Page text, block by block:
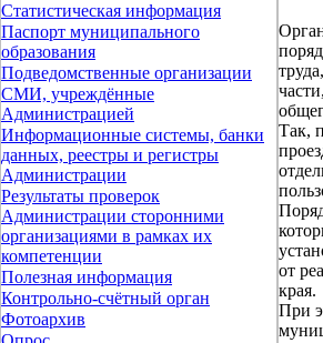
Статистическая информация
Паспорт муниципального
образования
Подведомственные организации
СМИ, учреждённые
Администрацией
Информационные системы, банки
данных, реестры и регистры
Администрации
Результаты проверок
Администрации сторонними
организациями в рамках их
компетенции
Полезная информация
Контрольно-счётный орган
Фотоархив
Так,
от
края.
При